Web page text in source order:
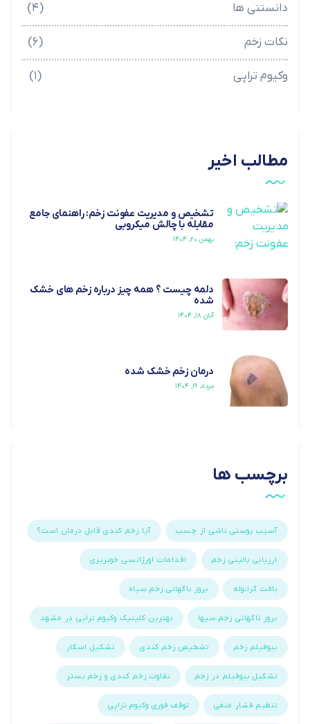
دانستنی ها
نکات زخم
وکیوم تراپی
مطالب اخیر
تشخیص و مدیریت عفونت زخم: راهنمای جامع
مقابله با چالش میکروبی
بهمن ۲۰, ۱۴۰۴
دلمه چیست ؟ همه چیز درباره زخم های خشک
شده
آبان ۱۸, ۱۴۰۴
درمان زخم خشک شده
مرداد ۱۹, ۱۴۰۴
برچسب ها
آسیب پوستی ناشی از چسب آیا زخم کندی قابل درمان است؟
ارزیابی بالینی زخم اقدامات اورژانسی خونریزی
بافت گرانوله بروز ناگهانی زخم سیاه
بروز ناگهانی زخم سیها بهترین کلینیک وکیوم تراپی در مشهد
بیوفیلم زخم تشخیص زخم کندی تشکیل اسکار
تشکیل بیوفیلم در زخم تفاوت زخم کندی و زخم بستر
تنظیم فشار منفی توقف فوری وکیوم تراپی